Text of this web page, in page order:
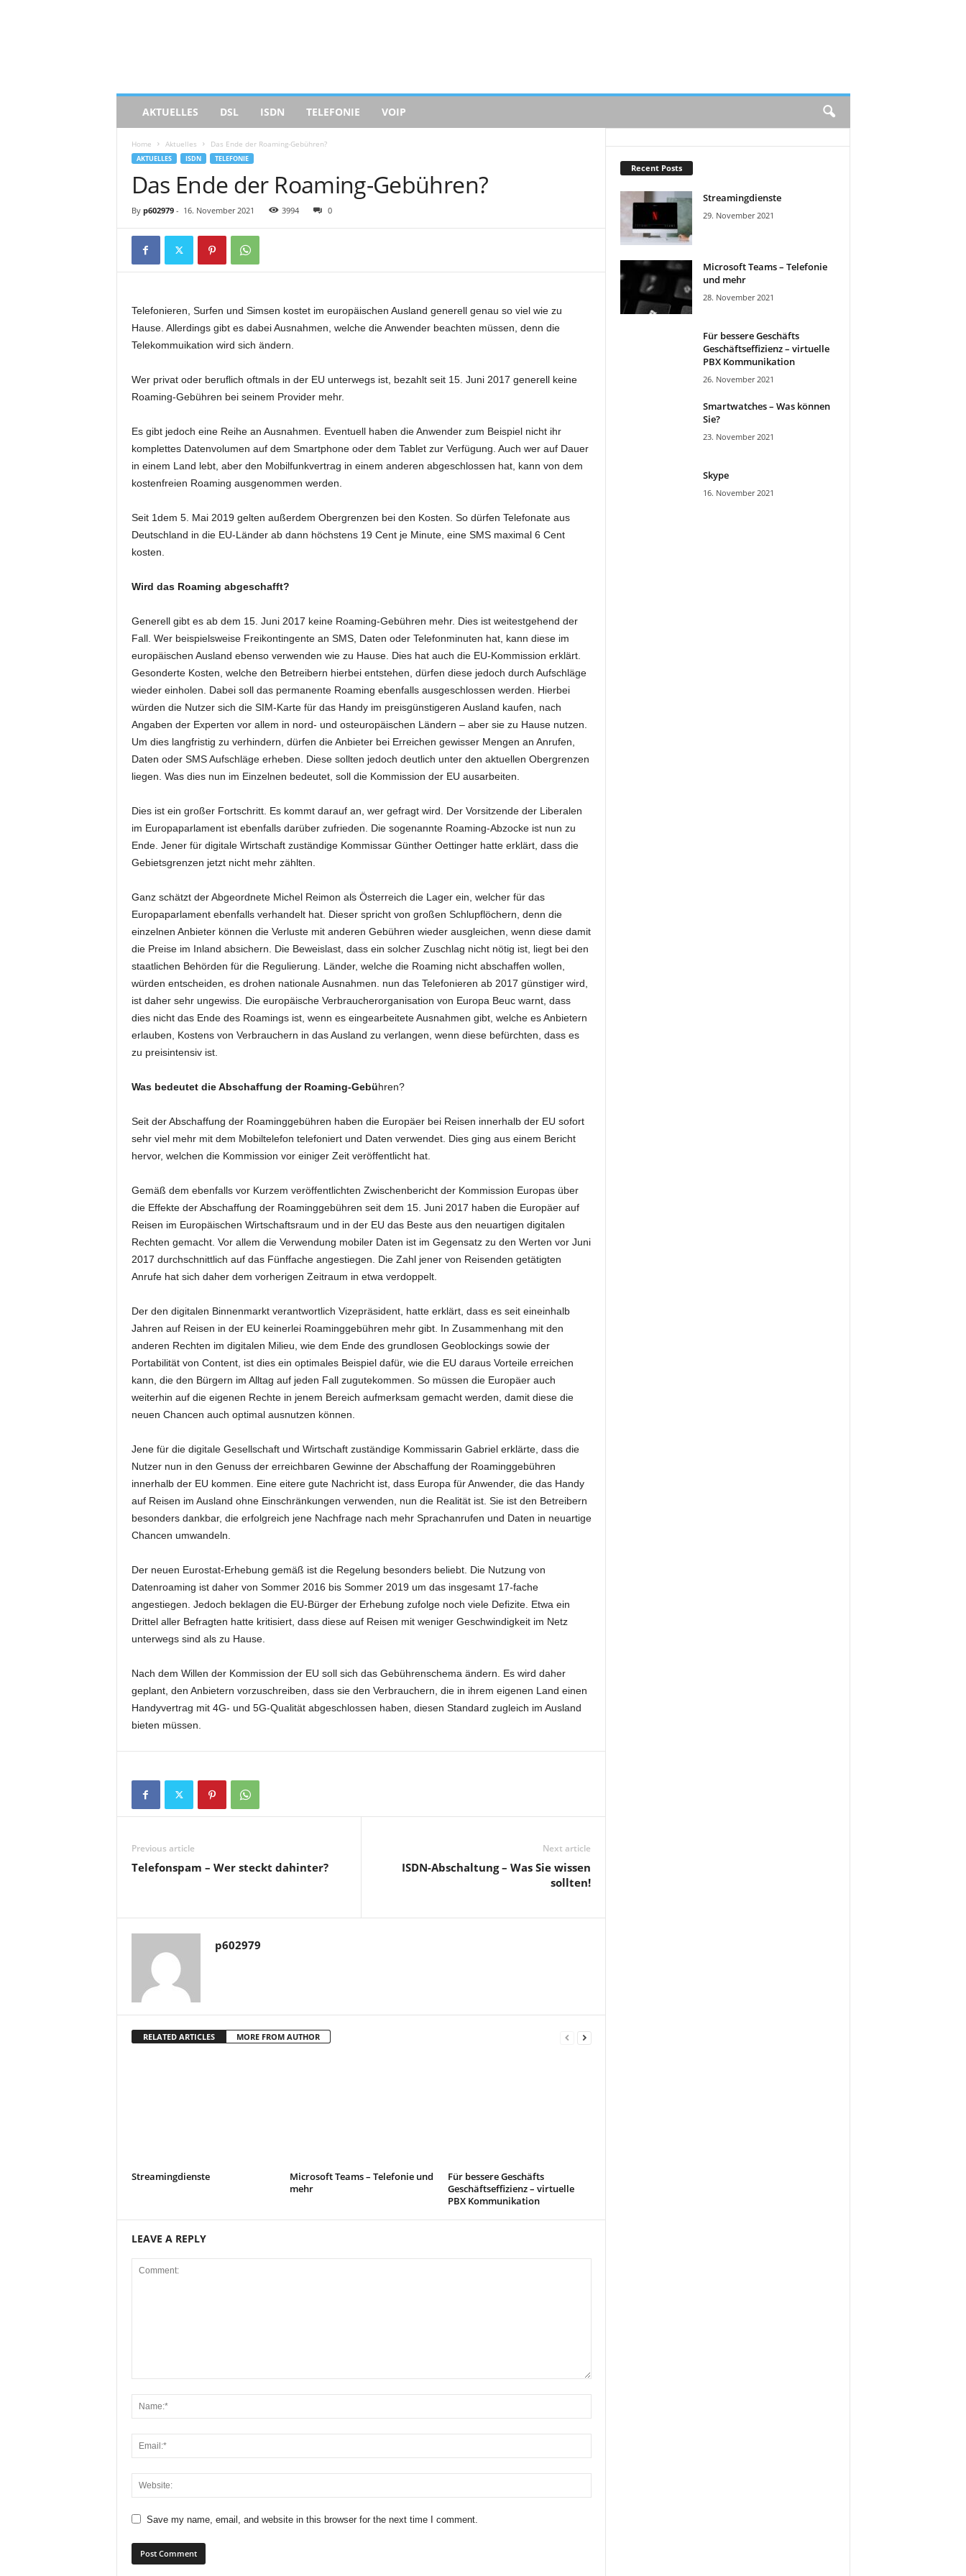
AKTUELLES DSL ISDN TELEFONIE VOIP
Home Aktuelles Das Ende der Roaming-Gebühren?
AKTUELLES ISDN TELEFONIE
Das Ende der Roaming-Gebühren?
By p602979- 16. November 2021 3994 0
Telefonieren, Surfen und Simsen kostet im europäischen Ausland generell genau so viel wie zu
Hause. Allerdings gibt es dabei Ausnahmen, welche die Anwender beachten müssen, denn die
Telekommuikation wird sich ändern.
Wer privat oder beruflich oftmals in der EU unterwegs ist, bezahlt seit 15. Juni 2017 generell keine
Roaming-Gebühren bei seinem Provider mehr.
Es gibt jedoch eine Reihe an Ausnahmen. Eventuell haben die Anwender zum Beispiel nicht ihr
komplettes Datenvolumen auf dem Smartphone oder dem Tablet zur Verfügung. Auch wer auf Dauer
in einem Land lebt, aber den Mobilfunkvertrag in einem anderen abgeschlossen hat, kann von dem
kostenfreien Roaming ausgenommen werden.
Seit 1dem 5. Mai 2019 gelten außerdem Obergrenzen bei den Kosten. So dürfen Telefonate aus
Deutschland in die EU-Länder ab dann höchstens 19 Cent je Minute, eine SMS maximal 6 Cent
kosten.
Wird das Roaming abgeschafft?
Generell gibt es ab dem 15. Juni 2017 keine Roaming-Gebühren mehr. Dies ist weitestgehend der
Fall. Wer beispielsweise Freikontingente an SMS, Daten oder Telefonminuten hat, kann diese im
europäischen Ausland ebenso verwenden wie zu Hause. Dies hat auch die EU-Kommission erklärt.
Gesonderte Kosten, welche den Betreibern hierbei entstehen, dürfen diese jedoch durch Aufschläge
wieder einholen. Dabei soll das permanente Roaming ebenfalls ausgeschlossen werden. Hierbei
würden die Nutzer sich die SIM-Karte für das Handy im preisgünstigeren Ausland kaufen, nach
Angaben der Experten vor allem in nord- und osteuropäischen Ländern – aber sie zu Hause nutzen.
Um dies langfristig zu verhindern, dürfen die Anbieter bei Erreichen gewisser Mengen an Anrufen,
Daten oder SMS Aufschläge erheben. Diese sollten jedoch deutlich unter den aktuellen Obergrenzen
liegen. Was dies nun im Einzelnen bedeutet, soll die Kommission der EU ausarbeiten.
Dies ist ein großer Fortschritt. Es kommt darauf an, wer gefragt wird. Der Vorsitzende der Liberalen
im Europaparlament ist ebenfalls darüber zufrieden. Die sogenannte Roaming-Abzocke ist nun zu
Ende. Jener für digitale Wirtschaft zuständige Kommissar Günther Oettinger hatte erklärt, dass die
Gebietsgrenzen jetzt nicht mehr zählten.
Ganz schätzt der Abgeordnete Michel Reimon als Österreich die Lager ein, welcher für das
Europaparlament ebenfalls verhandelt hat. Dieser spricht von großen Schlupflöchern, denn die
einzelnen Anbieter können die Verluste mit anderen Gebühren wieder ausgleichen, wenn diese damit
die Preise im Inland absichern. Die Beweislast, dass ein solcher Zuschlag nicht nötig ist, liegt bei den
staatlichen Behörden für die Regulierung. Länder, welche die Roaming nicht abschaffen wollen,
würden entscheiden, es drohen nationale Ausnahmen. nun das Telefonieren ab 2017 günstiger wird,
ist daher sehr ungewiss. Die europäische Verbraucherorganisation von Europa Beuc warnt, dass
dies nicht das Ende des Roamings ist, wenn es eingearbeitete Ausnahmen gibt, welche es Anbietern
erlauben, Kostens von Verbrauchern in das Ausland zu verlangen, wenn diese befürchten, dass es
zu preisintensiv ist.
Was bedeutet die Abschaffung der Roaming-Gebühren?
Seit der Abschaffung der Roaminggebühren haben die Europäer bei Reisen innerhalb der EU sofort
sehr viel mehr mit dem Mobiltelefon telefoniert und Daten verwendet. Dies ging aus einem Bericht
hervor, welchen die Kommission vor einiger Zeit veröffentlicht hat.
Gemäß dem ebenfalls vor Kurzem veröffentlichten Zwischenbericht der Kommission Europas über
die Effekte der Abschaffung der Roaminggebühren seit dem 15. Juni 2017 haben die Europäer auf
Reisen im Europäischen Wirtschaftsraum und in der EU das Beste aus den neuartigen digitalen
Rechten gemacht. Vor allem die Verwendung mobiler Daten ist im Gegensatz zu den Werten vor Juni
2017 durchschnittlich auf das Fünffache angestiegen. Die Zahl jener von Reisenden getätigten
Anrufe hat sich daher dem vorherigen Zeitraum in etwa verdoppelt.
Der den digitalen Binnenmarkt verantwortlich Vizepräsident, hatte erklärt, dass es seit eineinhalb
Jahren auf Reisen in der EU keinerlei Roaminggebühren mehr gibt. In Zusammenhang mit den
anderen Rechten im digitalen Milieu, wie dem Ende des grundlosen Geoblockings sowie der
Portabilität von Content, ist dies ein optimales Beispiel dafür, wie die EU daraus Vorteile erreichen
kann, die den Bürgern im Alltag auf jeden Fall zugutekommen. So müssen die Europäer auch
weiterhin auf die eigenen Rechte in jenem Bereich aufmerksam gemacht werden, damit diese die
neuen Chancen auch optimal ausnutzen können.
Jene für die digitale Gesellschaft und Wirtschaft zuständige Kommissarin Gabriel erklärte, dass die
Nutzer nun in den Genuss der erreichbaren Gewinne der Abschaffung der Roaminggebühren
innerhalb der EU kommen. Eine eitere gute Nachricht ist, dass Europa für Anwender, die das Handy
auf Reisen im Ausland ohne Einschränkungen verwenden, nun die Realität ist. Sie ist den Betreibern
besonders dankbar, die erfolgreich jene Nachfrage nach mehr Sprachanrufen und Daten in neuartige
Chancen umwandeln.
Der neuen Eurostat-Erhebung gemäß ist die Regelung besonders beliebt. Die Nutzung von
Datenroaming ist daher von Sommer 2016 bis Sommer 2019 um das insgesamt 17-fache
angestiegen. Jedoch beklagen die EU-Bürger der Erhebung zufolge noch viele Defizite. Etwa ein
Drittel aller Befragten hatte kritisiert, dass diese auf Reisen mit weniger Geschwindigkeit im Netz
unterwegs sind als zu Hause.
Nach dem Willen der Kommission der EU soll sich das Gebührenschema ändern. Es wird daher
geplant, den Anbietern vorzuschreiben, dass sie den Verbrauchern, die in ihrem eigenen Land einen
Handyvertrag mit 4G- und 5G-Qualität abgeschlossen haben, diesen Standard zugleich im Ausland
bieten müssen.
Previous article
Telefonspam – Wer steckt dahinter?
Next article
ISDN-Abschaltung – Was Sie wissen
sollten!
p602979
RELATED ARTICLES MORE FROM AUTHOR
Streamingdienste
Microsoft Teams – Telefonie und
mehr
Für bessere Geschäfts
Geschäftseffizienz – virtuelle
PBX Kommunikation
LEAVE A REPLY
Save my name, email, and website in this browser for the next time I comment.
Recent Posts
Streamingdienste
29. November 2021
Microsoft Teams – Telefonie
und mehr
28. November 2021
Für bessere Geschäfts
Geschäftseffizienz – virtuelle
PBX Kommunikation
26. November 2021
Smartwatches – Was können
Sie?
23. November 2021
Skype
16. November 2021